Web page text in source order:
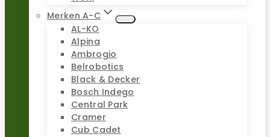
Merken A-C
AL-KO
Alpina
Ambrogio
Belrobotics
Black & Decker
Bosch Indego
Central Park
Cramer
Cub Cadet